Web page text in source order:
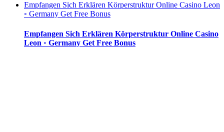
Empfangen Sich Erklären Körperstruktur Online Casino Leon
◦ Germany Get Free Bonus
Empfangen Sich Erklären Körperstruktur Online Casino
Leon ◦ Germany Get Free Bonus